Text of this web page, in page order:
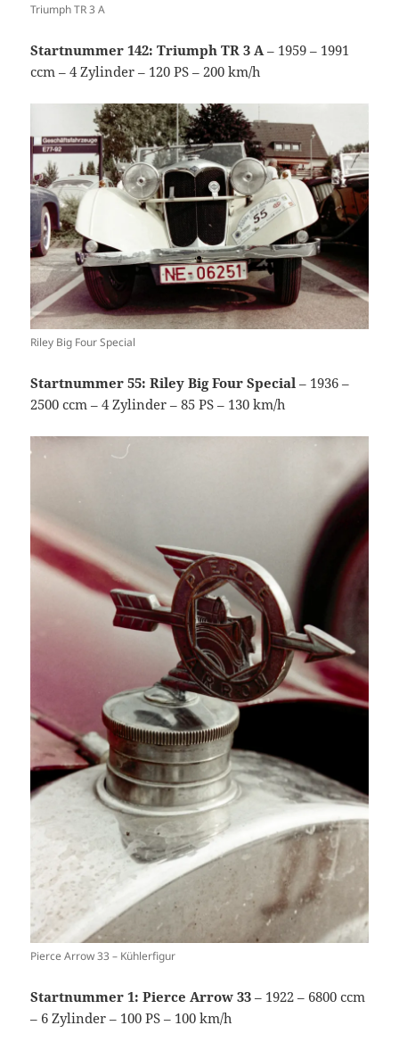
Triumph TR 3 A
Startnummer 142: Triumph TR 3 A – 1959 – 1991
ccm – 4 Zylinder – 120 PS – 200 km/h
Riley Big Four Special
Startnummer 55: Riley Big Four Special – 1936 –
2500 ccm – 4 Zylinder – 85 PS – 130 km/h
Pierce Arrow 33 – Kühlerfigur
Startnummer 1: Pierce Arrow 33 – 1922 – 6800 ccm
– 6 Zylinder – 100 PS – 100 km/h